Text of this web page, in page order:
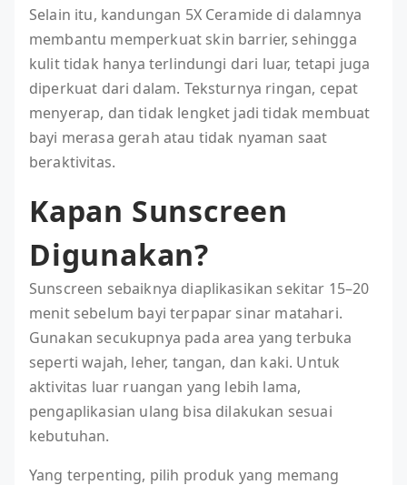
Selain itu, kandungan 5X Ceramide di dalamnya
membantu memperkuat skin barrier, sehingga
kulit tidak hanya terlindungi dari luar, tetapi juga
diperkuat dari dalam. Teksturnya ringan, cepat
menyerap, dan tidak lengket jadi tidak membuat
bayi merasa gerah atau tidak nyaman saat
beraktivitas.
Kapan Sunscreen
Digunakan?
Sunscreen sebaiknya diaplikasikan sekitar 15–20
menit sebelum bayi terpapar sinar matahari.
Gunakan secukupnya pada area yang terbuka
seperti wajah, leher, tangan, dan kaki. Untuk
aktivitas luar ruangan yang lebih lama,
pengaplikasian ulang bisa dilakukan sesuai
kebutuhan.
Yang terpenting, pilih produk yang memang